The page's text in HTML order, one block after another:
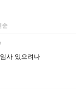
순
사 있으려나